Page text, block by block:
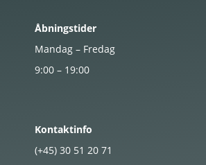
Åbningstider
Mandag – Fredag
9:00 – 19:00
Kontaktinfo
(+45) 30 51 20 71